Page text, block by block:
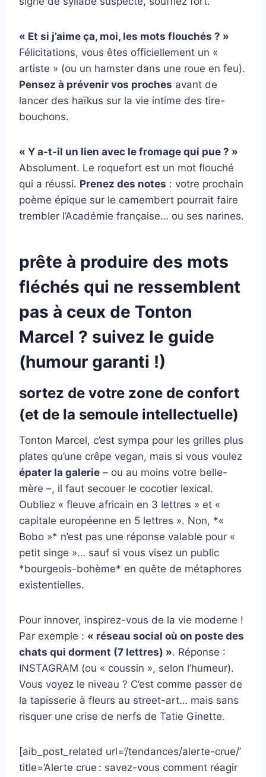
« Et si j’aime ça, moi, les mots flouchés ? »
Félicitations, vous êtes officiellement un «
artiste » (ou un hamster dans une roue en feu).
Pensez à prévenir vos proches avant de
lancer des haïkus sur la vie intime des tire-
bouchons.
« Y a-t-il un lien avec le fromage qui pue ? »
Absolument. Le roquefort est un mot flouché
qui a réussi. Prenez des notes : votre prochain
poème épique sur le camembert pourrait faire
trembler l’Académie française… ou ses narines.
prête à produire des mots
fléchés qui ne ressemblent
pas à ceux de Tonton
Marcel ? suivez le guide
(humour garanti !)
sortez de votre zone de confort
(et de la semoule intellectuelle)
Tonton Marcel, c’est sympa pour les grilles plus
plates qu’une crêpe vegan, mais si vous voulez
épater la galerie – ou au moins votre belle-
mère –, il faut secouer le cocotier lexical.
Oubliez « fleuve africain en 3 lettres » et «
capitale européenne en 5 lettres ». Non, *«
Bobo »* n’est pas une réponse valable pour «
petit singe »… sauf si vous visez un public
*bourgeois-bohème* en quête de métaphores
existentielles.
Pour innover, inspirez-vous de la vie moderne !
Par exemple : « réseau social où on poste des
chats qui dorment (7 lettres) ». Réponse :
INSTAGRAM (ou « coussin », selon l’humeur).
Vous voyez le niveau ? C’est comme passer de
la tapisserie à fleurs au street-art… mais sans
risquer une crise de nerfs de Tatie Ginette.
[aib_post_related url=’/tendances/alerte-crue/’
title=’Alerte crue : savez-vous comment réagir